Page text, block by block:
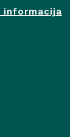
informacija